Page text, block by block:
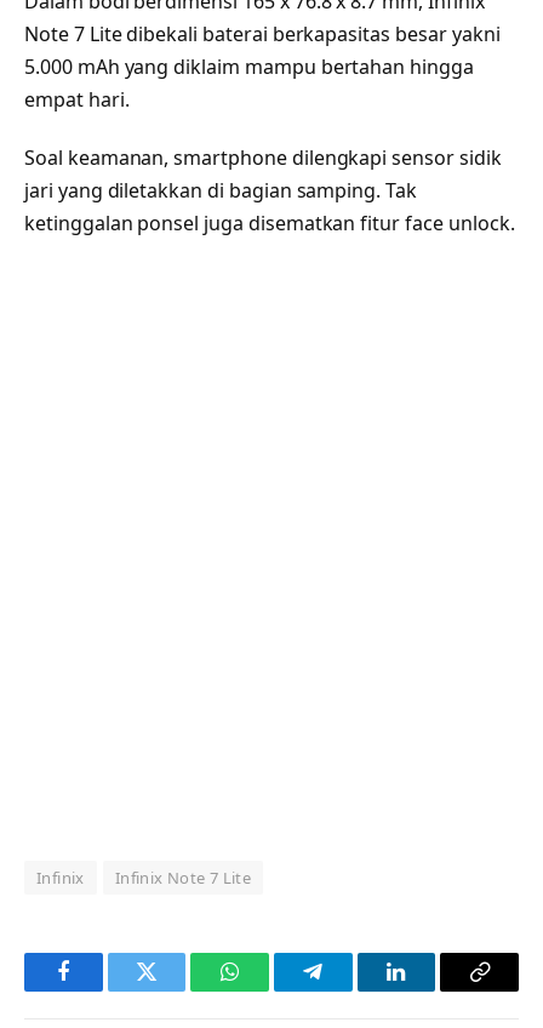
Note 7 Lite dibekali baterai berkapasitas besar yakni
5.000 mAh yang diklaim mampu bertahan hingga
empat hari.
Soal keamanan, smartphone dilengkapi sensor sidik
jari yang diletakkan di bagian samping. Tak
ketinggalan ponsel juga disematkan fitur face unlock.
Infinix Infinix Note 7 Lite
FacebookTwitter WhatsAppTelegramLinkedInCopy